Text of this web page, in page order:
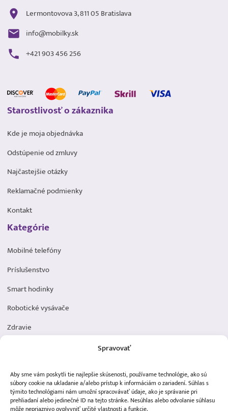
Spravovať
Aby sme vám poskytli tie najlepšie skúsenosti, používame technológie, ako sú
súbory cookie na ukladanie a/alebo prístup k informáciám o zariadení. Súhlas s
týmito technológiami nám umožní spracovávať údaje, ako je správanie pri
prehliadaní alebo jedinečné ID na tejto stránke. Nesúhlas alebo odvolanie súhlasu
môže nepriaznivo ovplyvniť určité vlastnosti a funkcie.
Lermontovova 3, 811 05 Bratislava
info@mobilky.sk
+421 903 456 256
Starostlivosť o zákaznika
Kde je moja objednávka
Odstúpenie od zmluvy
Najčastejšie otázky
Reklamačné podmienky
Kontakt
Kategórie
Mobilné telefóny
Príslušenstvo
Smart hodinky
Robotické vysávače
Zdravie
Dôležité odkazy
Obchodné podmienky